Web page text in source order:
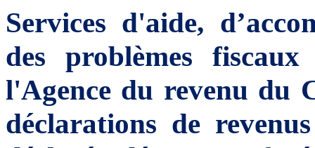
Services d'aide,
des problèmes
l'Agence du revenu du
déclarations de